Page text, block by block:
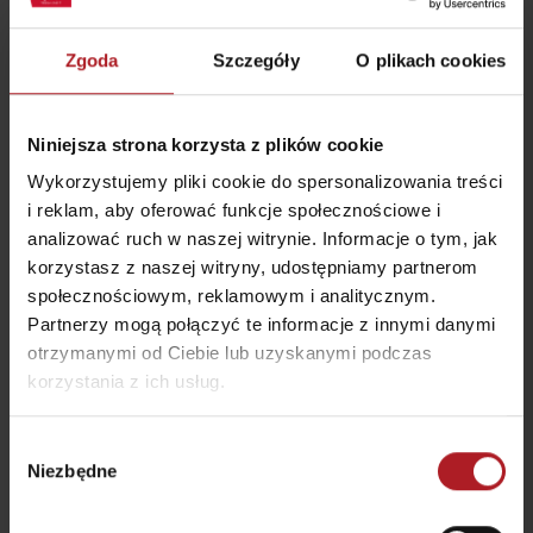
Zgoda Szczegóły O plikach cookies
Niniejsza strona korzysta z plików cookie
Wykorzystujemy pliki cookie do spersonalizowania treści
i reklam, aby oferować funkcje społecznościowe i
analizować ruch w naszej witrynie. Informacje o tym, jak
korzystasz z naszej witryny, udostępniamy partnerom
społecznościowym, reklamowym i analitycznym.
Partnerzy mogą połączyć te informacje z innymi danymi
otrzymanymi od Ciebie lub uzyskanymi podczas
korzystania z ich usług.
zgody
Niezbędne
Gréta Resort –
Restauracja Grétka
Liptovská Sielnica
Villa Betula Resort –
restauracja
Liptovská Sielnica
Salaš Bobrovník
Restauracja Hradná